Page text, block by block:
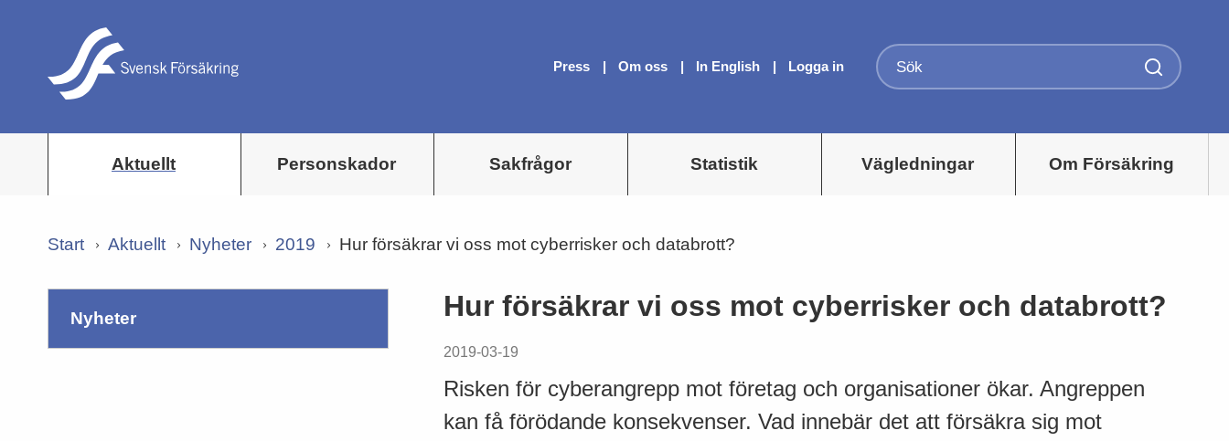
Press Om oss In English Logga in
Aktuellt Personskador Sakfrågor Statistik Vägledningar Om Försäkring
Start Aktuellt Nyheter 2019 Hur försäkrar vi oss mot cyberrisker och databrott?
nyheter Hur försäkrar vi oss mot cyberrisker och databrott?
2019-03-19
Risken för cyberangrepp mot företag och organisationer ökar. Angreppen
kan få förödande konsekvenser. Vad innebär det att försäkra sig mot